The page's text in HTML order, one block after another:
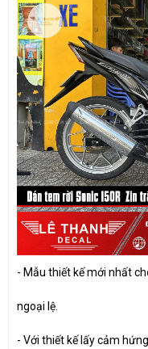
- Mẫu thiết kế mới nhất
ngoại lệ.
- Với thiết kế lấy cảm